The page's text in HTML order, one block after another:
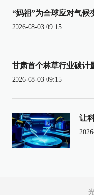
“妈祖”为全球应对气候
2026-08-03 09:15
甘肃首个林草行业碳计
2026-08-03 09:15
让